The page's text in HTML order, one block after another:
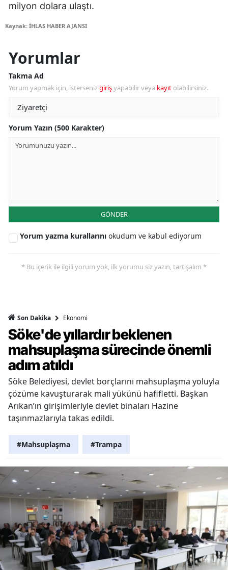
milyon dolara ulaştı.
Kaynak: İHLAS HABER AJANSI
Yorumlar
Takma Ad
Yorum yapmak için, istersenizgirişyapabilir veya kayıt olabilirsiniz.
Yorum Yazın (500 Karakter)
GÖNDER
Yorum yazma kurallarını okudum ve kabul ediyorum
* Bu içerik ile ilgili yorum yok, ilk yorumu siz yazın, tartışalım *
Son Dakika Ekonomi
Söke'de yıllardır beklenen
mahsuplaşma sürecinde önemli
adım atıldı
Söke Belediyesi, devlet borçlarını mahsuplaşma yoluyla
çözüme kavuşturarak mali yükünü hafifletti. Başkan
Arıkan’ın girişimleriyle devlet binaları Hazine
taşınmazlarıyla takas edildi.
#Mahsuplaşma #Trampa